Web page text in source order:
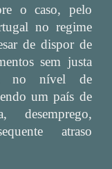
o caso, pelo
no regime
de dispor de
sem justa
no nível de
um país de
desemprego,
atraso